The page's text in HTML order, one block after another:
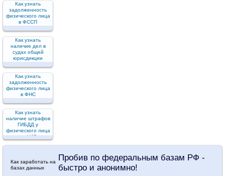
Как узнать
задолженность
физического лица
в ФССП
Как узнать
наличие дел в
судах общей
юрисдикции
Как узнать
задолженность
физического лица
в ФНС
Как узнать
наличие штрафов
ГИБДД у
физического лица
по ФИО
Пробив по федеральным базам РФ -
быстро и анонимно!
Как заработать на
базах данных